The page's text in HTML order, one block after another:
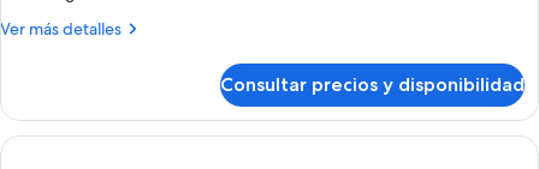
balcón
Ver más detalles
Más
estándar
doble,
balcón
Consultar precios y disponibilidad